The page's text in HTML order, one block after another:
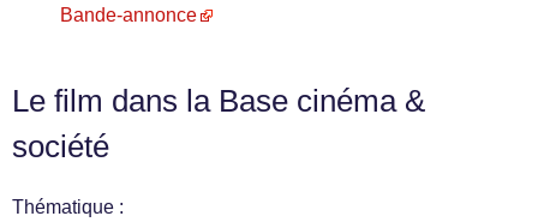
Bande-annonce
Le film dans la Base cinéma &
société
Thématique :